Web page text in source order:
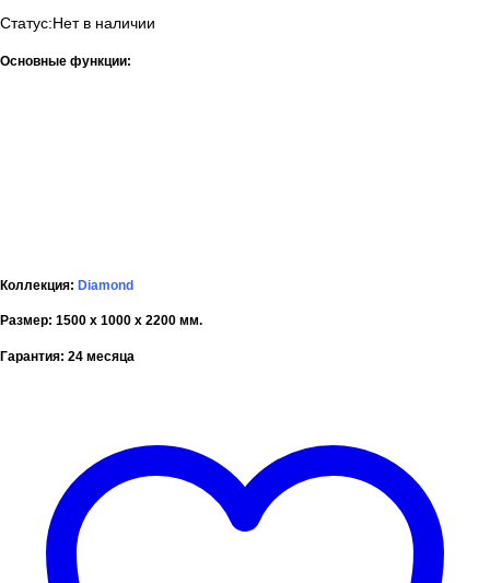
Статус:Нет в наличии
Основные функции:
Коллекция: Diamond
Размер: 1500 х 1000 х 2200 мм.
Гарантия: 24 месяца